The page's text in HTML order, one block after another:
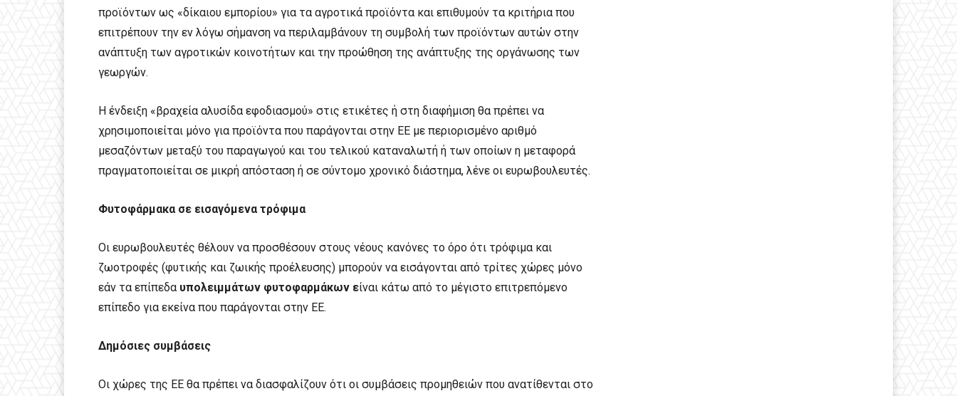
προϊόντων ως «δίκαιου εμπορίου» για τα αγροτικά προϊόντα και επιθυμούν τα κριτήρια που
επιτρέπουν την εν λόγω σήμανση να περιλαμβάνουν τη συμβολή των προϊόντων αυτών στην
ανάπτυξη των αγροτικών κοινοτήτων και την προώθηση της ανάπτυξης της οργάνωσης των
γεωργών.
Η ένδειξη «βραχεία αλυσίδα εφοδιασμού» στις ετικέτες ή στη διαφήμιση θα πρέπει να
χρησιμοποιείται μόνο για προϊόντα που παράγονται στην ΕΕ με περιορισμένο αριθμό
μεσαζόντων μεταξύ του παραγωγού και του τελικού καταναλωτή ή των οποίων η μεταφορά
πραγματοποιείται σε μικρή απόσταση ή σε σύντομο χρονικό διάστημα, λένε οι ευρωβουλευτές.
Φυτοφάρμακα σε εισαγόμενα τρόφιμα
Οι ευρωβουλευτές θέλουν να προσθέσουν στους νέους κανόνες το όρο ότι τρόφιμα και
ζωοτροφές (φυτικής και ζωικής προέλευσης) μπορούν να εισάγονται από τρίτες χώρες μόνο
εάν τα επίπεδα υπολειμμάτων φυτοφαρμάκων είναι κάτω από το μέγιστο επιτρεπόμενο
επίπεδο για εκείνα που παράγονται στην ΕΕ.
Δημόσιες συμβάσεις
Οι χώρες της ΕΕ θα πρέπει να διασφαλίζουν ότι οι συμβάσεις προμηθειών που ανατίθενται στο